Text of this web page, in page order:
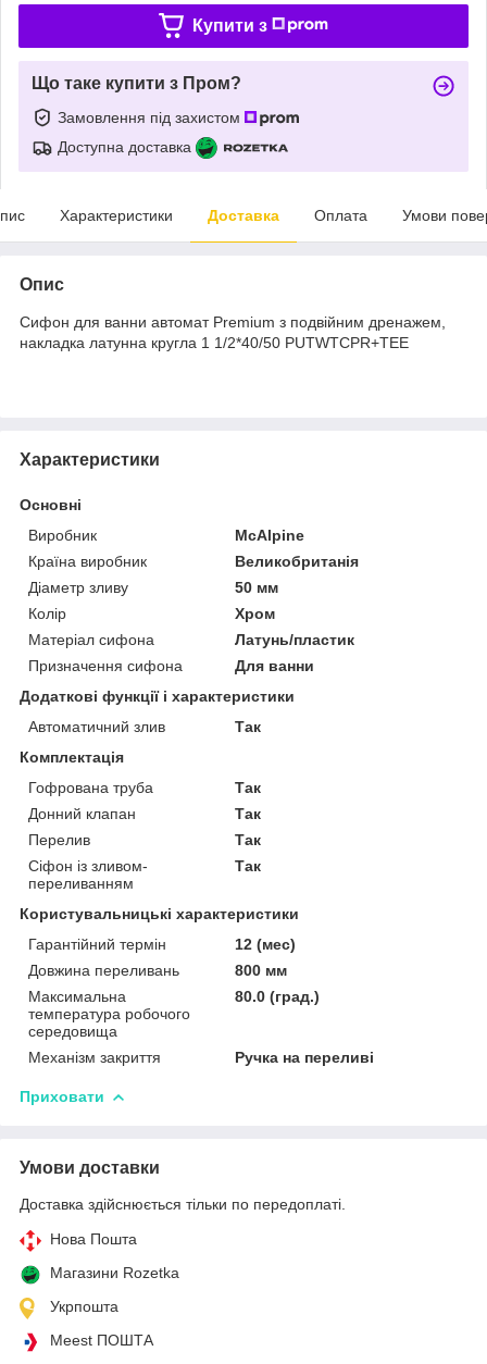
Купити з
Що таке купити з Пром?
Замовлення під захистом
Доступна доставка
Характеристики Доставка Оплата Умови
Опис
Сифон для ванни автомат Premium з подвійним дренажем,
накладка латунна кругла 1 1/2*40/50 PUTWTCPR+TEE
Характеристики
Основні
Виробник
McAlpine
Країна виробник
Великобританія
Діаметр зливу
50 мм
Колір
Хром
Матеріал сифона
Латунь/пластик
Призначення сифона
Для ванни
Додаткові функції і характеристики
Автоматичний злив
Так
Комплектація
Гофрована труба
Так
Донний клапан
Так
Перелив
Так
Сіфон із зливом-
переливанням
Так
Користувальницькі характеристики
Гарантійний термін
12 (мес)
Довжина переливань
800 мм
Максимальна
температура робочого
середовища
80.0 (град.)
Механізм закриття Ручка на переливі
Приховати
Умови доставки
Доставка здійснюється тільки по передоплаті.
Нова Пошта
Магазини Rozetka
Укрпошта
Meest ПОШТА